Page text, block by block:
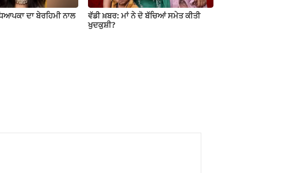
ਦਾ ਬੇਰਹਿਮੀ ਨਾਲ
ਵੱਡੀ ਖ਼ਬਰ: ਮਾਂ ਨੇ ਦੋ ਬੱਚਿਆਂ ਸਮੇਤ ਕੀਤੀ
ਖੁਦਕੁਸ਼ੀ?